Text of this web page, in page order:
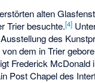
alten
Trier besuchte.[4]
des
dem in Trier
Frederick McDonald
Post Chapel des